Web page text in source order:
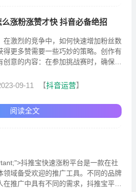
涨粉涨赞才快 抖音必备绝招
在激烈的竞争中，如何快速增加粉丝数
得更多赞需要一些巧妙的策略。创作有
创意的内容：在参加挑战赛时，确保你
其他抖音用户合作，互相宣传和推广与
时，要明确合作内容和要求，以免出现
纠纷。要在抖音平...
09-11 【抖音运营】
阅读全文
抖推宝快速涨粉平台是一款在社
领域备受欢迎的推广工具。不同的品牌
在推广中具有不同的需求，抖推宝平台